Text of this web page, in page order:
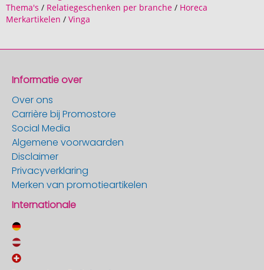
Thema's / Relatiegeschenken per branche / Horeca
Merkartikelen / Vinga
Informatie over
Over ons
Carrière bij Promostore
Social Media
Algemene voorwaarden
Disclaimer
Privacyverklaring
Merken van promotieartikelen
Internationale